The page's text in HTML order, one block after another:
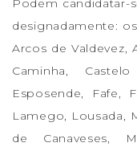
Podem candidatar-
designadamente:
Arcos de Valdevez,
Caminha,
Esposende, Fafe,
Lamego, Lousada,
de Canaveses,